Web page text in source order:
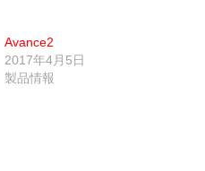
Avance2
2017年4月5日
製品情報